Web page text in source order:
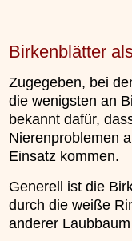
Birkenblätter
Zugegeben, bei
die wenigsten an
bekannt dafür,
Nierenproblemen
Einsatz kommen.
Generell ist die
durch die weiße
anderer